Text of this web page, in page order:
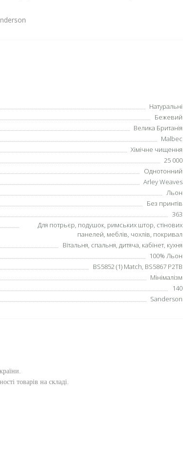
Натуральні
Бежевий
Велика Британія
Malbec
Хімічне чищення
25 000
Однотонний
Arley Weaves
Льон
Без принтів
363
Для потрьєр, подушок, римських штор, стінових
панелей, меблів, чохлів, покривал
Вітальня, спальня, дитяча, кабінет, кухня
100% Льон
BS5852 (1) Match, BS5867 P2TB
Мінімалізм
140
Sanderson
.
товарів на складі.